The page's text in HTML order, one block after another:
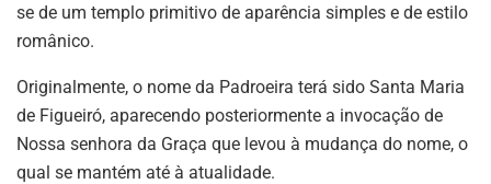
se de um templo primitivo de aparência simples e de estilo
românico.
Originalmente, o nome da Padroeira terá sido Santa Maria
de Figueiró, aparecendo posteriormente a invocação de
Nossa senhora da Graça que levou à mudança do nome, o
qual se mantém até à atualidade.